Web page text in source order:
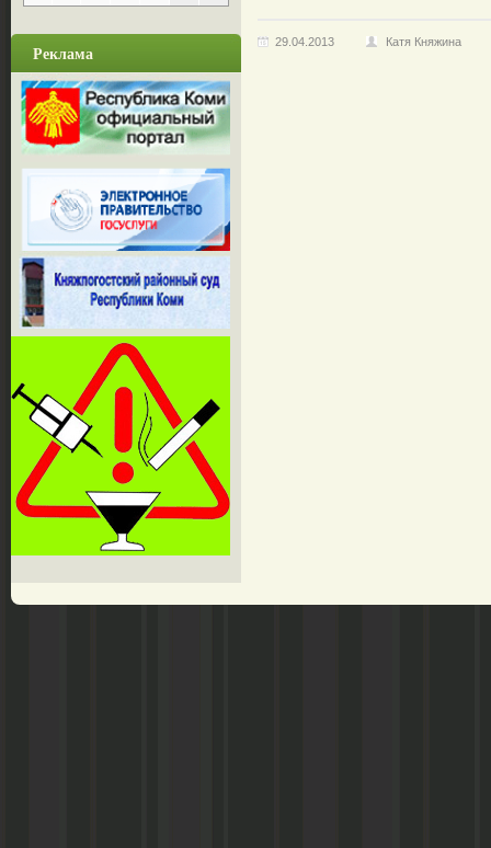
Реклама 29.04.2013 Катя Княжина